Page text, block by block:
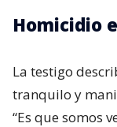
Homicidio
La testigo
tranquilo y
“Es que somos